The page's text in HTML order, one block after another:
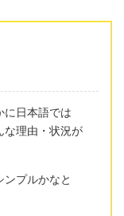
に日本語では
な理由・状況が
プルかなと